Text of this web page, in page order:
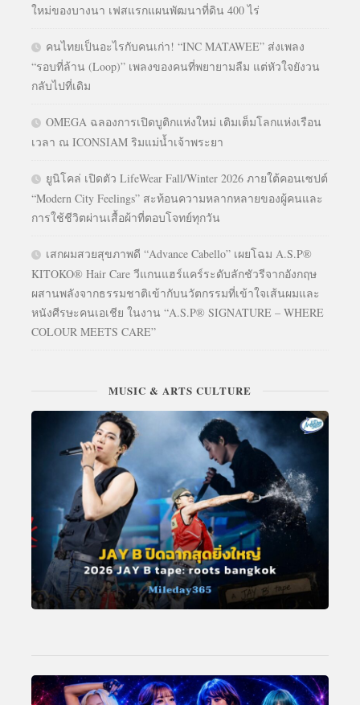
ใหม่ของบางนา เฟสแรกแผนพัฒนาที่ดิน 400 ไร่
คนไทยเป็นอะไรกับคนเก่า! “INC MATAWEE” ส่งเพลง
“รอบที่ล้าน (Loop)” เพลงของคนที่พยายามลืม แต่หัวใจยังวน
กลับไปที่เดิม
OMEGA ฉลองการเปิดบูติกแห่งใหม่ เติมเต็มโลกแห่งเรือน
เวลา ณ ICONSIAM ริมแม่น้ำเจ้าพระยา
ยูนิโคล่ เปิดตัว LifeWear Fall/Winter 2026 ภายใต้คอนเซปต์
“Modern City Feelings” สะท้อนความหลากหลายของผู้คนและ
การใช้ชีวิตผ่านเสื้อผ้าที่ตอบโจทย์ทุกวัน
เสกผมสวยสุขภาพดี “Advance Cabello” เผยโฉม A.S.P®
KITOKO® Hair Care วีแกนแฮร์แคร์ระดับลักชัวรีจากอังกฤษ
ผสานพลังจากธรรมชาติเข้ากับนวัตกรรมที่เข้าใจเส้นผมและ
หนังศีรษะคนเอเชีย ในงาน “A.S.P® SIGNATURE – WHERE
COLOUR MEETS CARE”
MUSIC & ARTS CULTURE